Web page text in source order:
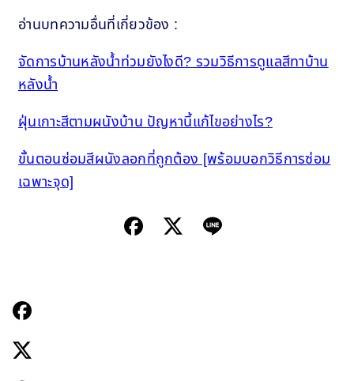
อ่านบทความอื่นที่เกี่ยวข้อง :
จัดการบ้านหลังน้ำท่วมยังไงดี? รวมวิธีการดูแลสีทาบ้าน
หลังน้ำ
ฝุ่นเกาะสีตามผนังบ้าน ปัญหานี้แก้ไขอย่างไร?
ขั้นตอนซ่อมสีผนังลอกที่ถูกต้อง [พร้อมบอกวิธีการซ่อม
เฉพาะจุด]